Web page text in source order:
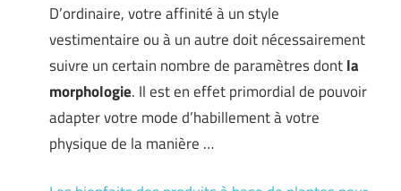
D’ordinaire, votre affinité à un style
vestimentaire ou à un autre doit nécessairement
suivre un certain nombre de paramètres dontla
morphologie. Il est en effet primordial de pouvoir
adapter votre mode d’habillement à votre
physique de la manière …